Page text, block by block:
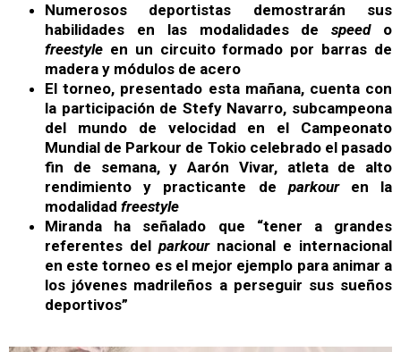
Numerosos deportistas demostrarán sus
habilidades en las modalidades despeed o
freestyle en un circuito formado por barras de
madera y módulos de acero
El torneo, presentado esta mañana, cuenta con
la participación de Stefy Navarro, subcampeona
del mundo de velocidad en el Campeonato
Mundial de Parkour de Tokio celebrado el pasado
fin de semana, y Aarón Vivar, atleta de alto
rendimiento y practicante de parkouren la
modalidad freestyle
Miranda ha señalado que “tener a grandes
referentes del parkournacional e internacional
en este torneo es el mejor ejemplo para animar a
los jóvenes madrileños a perseguir sus sueños
deportivos”